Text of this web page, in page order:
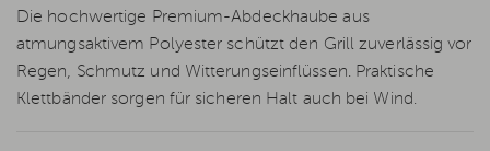
Die hochwertige Premium-Abdeckhaube aus
atmungsaktivem Polyester schützt den Grill zuverlässig vor
Regen, Schmutz und Witterungseinflüssen. Praktische
Klettbänder sorgen für sicheren Halt auch bei Wind.